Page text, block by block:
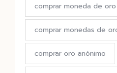
comprar moneda de
comprar monedas de
comprar oro anónimo